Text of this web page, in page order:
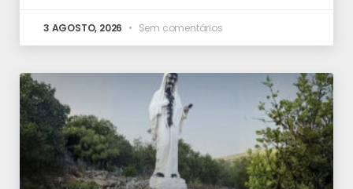
3 AGOSTO, 2026 Sem comentários